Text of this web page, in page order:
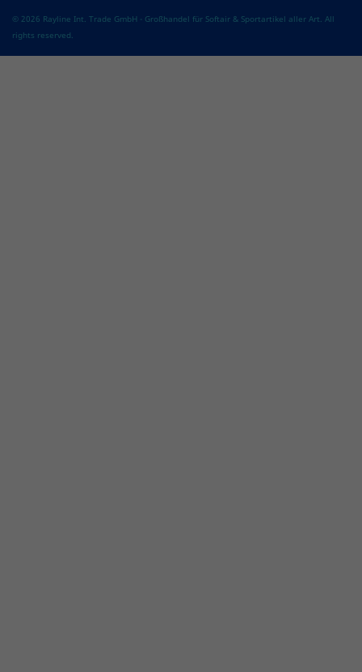
© 2026 Rayline Int. Trade GmbH - Großhandel für Softair & Sportartikel aller Art. All
rights reserved.